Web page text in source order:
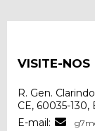
VISITE-NOS
R. Gen.
CE, 60035-130,
E-mail: